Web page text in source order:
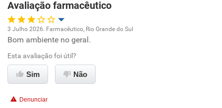
Recomenda esta empresa
Não recomenda a diretoria
Avaliação farmacêutico
Oportunidade de promoção
Ambiente de trabalho
3 Julho 2026. Farmacêutico, Rio Grande do Sul
Bom ambiente no geral.
Esta avaliação foi útil?
Sim Não
Denunciar